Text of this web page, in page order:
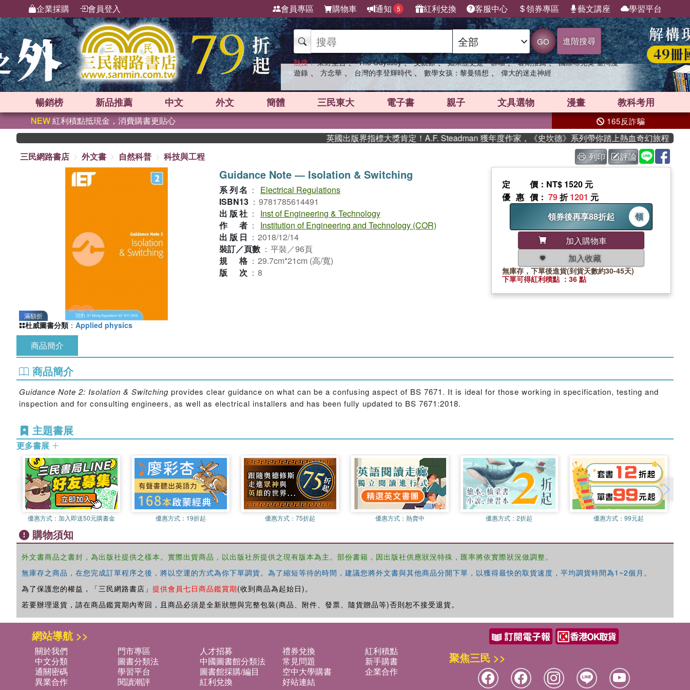
企業採購 會員登入 會員專區 購物車 通知 5 紅利兌換 客服中心 領券專區 藝文講座 學習平台
GO 進階搜尋
熱搜： 東野圭吾 、 The Odyssey 、 父親節 、 如果歷史是一群喵 、 暑期推薦 、 國際布克獎 臺灣漫
遊錄 、 方念華 、 台灣的李登輝時代 、 數學女孩：黎曼猜想 、 偉大的迷走神經
暢銷榜 新品推薦 中文 外文 簡體 三民東大 電子書 親子 文具選物 漫畫 教科考用
NEW紅利積點抵現金，消費購書更貼心 165反詐騙
英國出版界指標大獎肯定！A.F. Steadman 獲年度作家，《史坎德》系列帶你踏上熱血奇幻旅程
三民網路書店
外文書 自然科普 科技與工程 列印 評論
滿額折
Guidance Note ― Isolation & Switching
系列名 ：
Electrical Regulations
ISBN13 ： 9781785614491
出版社 ：
Inst of Engineering & Technology
作者 ：
Institution of Engineering and Technology (COR)
出版日 ： 2018/12/14
裝訂／頁數 ： 平裝／96頁
規格 ： 29.7cm*21cm (高/寬)
版次 ： 8
定價 ：NT$ 1520 元
優惠價 ： 79折1201 元
領券後再享88折起
領
加入購物車
加入收藏
無庫存，下單後進貨(到貨天數約30-45天)
下單可得紅利積點 ：36 點
杜威圖書分類 ： Applied physics
商品簡介
商品簡介
Guidance Note 2: Isolation & Switching provides clear guidance on what can be a confusing aspect of BS 7671. It is ideal for those working in specification, testing and
inspection and for consulting engineers, as well as electrical installers and has been fully updated to BS 7671:2018.
主題書展
更多書展
優惠方式： 加入即送50元購書金 優惠方式： 19折起 優惠方式：75折起 優惠方式： 熱賣中 優惠方式：2折起 優惠方式：99元起
購物須知
外文書商品之書封，為出版社提供之樣本。實際出貨商品，以出版社所提供之現有版本為主。部份書籍，因出版社供應狀況特殊，匯率將依實際狀況做調整。
無庫存之商品，在您完成訂單程序之後，將以空運的方式為你下單調貨。為了縮短等待的時間，建議您將外文書與其他商品分開下單，以獲得最快的取貨速度，平均調貨時間為1~2個月。
為了保護您的權益，「三民網路書店」 提供會員七日商品鑑賞期(收到商品為起始日)。
若要辦理退貨，請在商品鑑賞期內寄回，且商品必須是全新狀態與完整包裝(商品、附件、發票、隨貨贈品等)否則恕不接受退貨。
網站導航 >>
關於我們 門市專區 人才招募 禮券兌換
紅利積點
中文分類
圖書分類法 中國圖書館分類法 常見問題
新手購書
通關密碼
學習平台 圖書館採購/編目 空中大學購書
企業合作
異業合作
閱讀潮評 紅利兌換 好站連結
聚焦三民 >>